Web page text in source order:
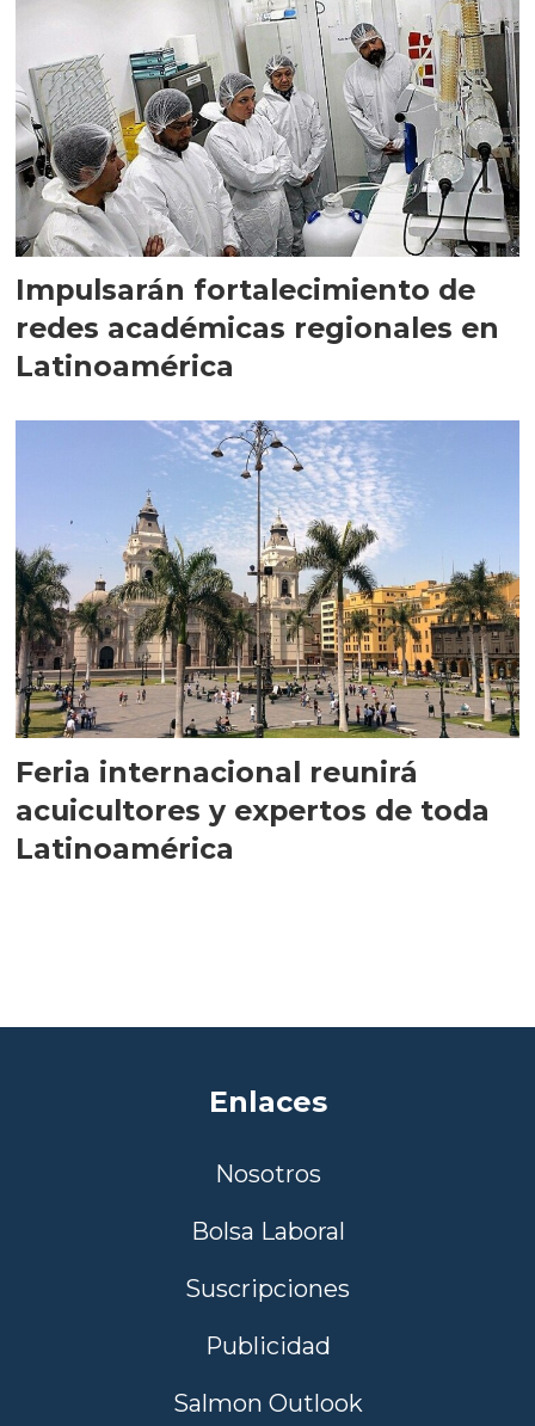
Impulsarán fortalecimiento de
redes académicas regionales en
Latinoamérica
Feria internacional reunirá
acuicultores y expertos de toda
Latinoamérica
Enlaces
Nosotros
Bolsa Laboral
Suscripciones
Publicidad
Salmon Outlook